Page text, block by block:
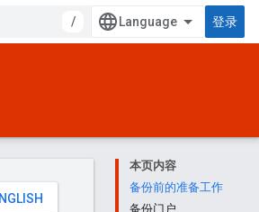
/ 登录
本页内容
备份前的准备工作
备份门户